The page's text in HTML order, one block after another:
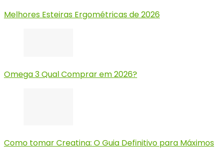
Melhores Esteiras Ergométricas de 2026
Omega 3 Qual Comprar em 2026?
Como tomar Creatina: O Guia Definitivo para Máximos